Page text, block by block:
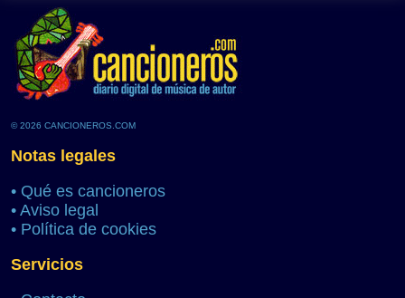
© 2026 CANCIONEROS.COM
Notas legales
• Qué es cancioneros
• Aviso legal
• Política de cookies
Servicios